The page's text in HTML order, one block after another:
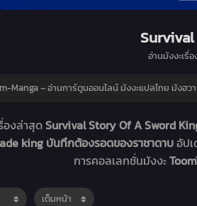
อ่านมังงะเรื่อ
Manga – อ่านการ์ตูนออนไลน์ มังงะแปลไทย มังฮว
องล่าสุดSurvival Story Of A Sword
king บันทึกต้องรอดของราชาดาบอัป
การคอลเลกชั่นมังงะ